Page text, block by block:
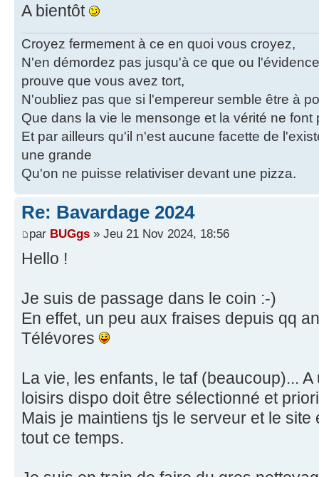
A bientôt
Croyez fermement à ce en quoi vous croyez,
N'en démordez pas jusqu'à ce que ou
prouve que vous avez tort,
N'oubliez pas que si l'empereur semble être à
Que dans la vie le mensonge et la vérité ne font
Et par ailleurs qu'il n'est aucune facette de
une grande
Qu'on ne puisse relativiser devant une pizza.
Re: Bavardage 2024
par BUGgs » Jeu 21 Nov 2024, 18:56
Hello !
Je suis de passage dans le coin :-)
En effet, un peu aux fraises depuis qq
Télévores
La vie, les enfants, le taf (beaucoup)...
loisirs dispo doit être sélectionné et
Mais je maintiens tjs le serveur et le
tout ce temps.